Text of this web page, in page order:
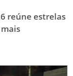
reúne estrelas